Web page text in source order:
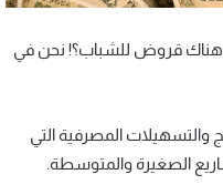
هناك قروض للشباب؟! نحن في
والتسهيلات المصرفية التي
الصغيرة والمتوسطة.